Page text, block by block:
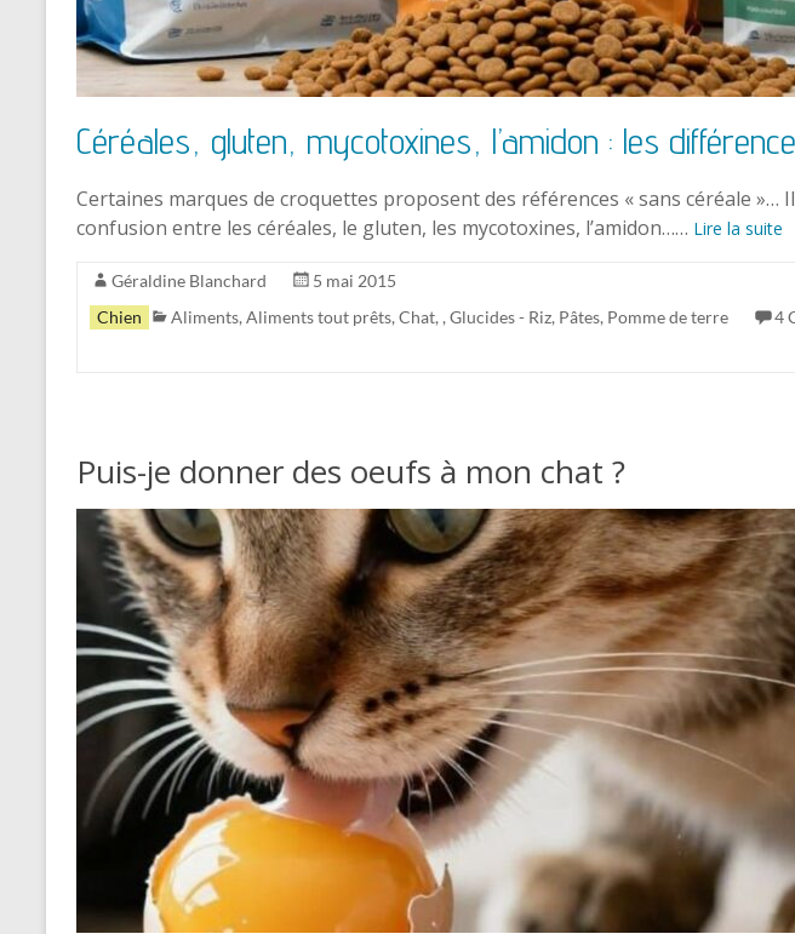
Céréales, gluten, mycotoxines, l’amidon : les
Certaines marques de croquettes proposent des références « sans céréale »…
confusion entre les céréales, le gluten, les mycotoxines, l’amidon…… Lire la suite
Géraldine Blanchard
5 mai 2015
Aliments, Aliments tout prêts, Chat,
Chien , Glucides - Riz, Pâtes, Pomme de terre 4
Puis-je donner des oeufs à mon chat ?